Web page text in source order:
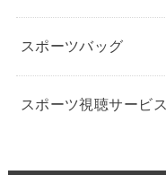
スポーツバッグ
スポーツ視聴サービス